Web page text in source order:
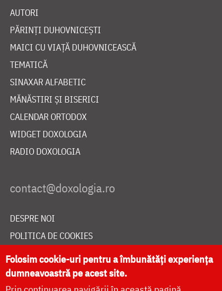
AUTORI
PĂRINȚI DUHOVNICEȘTI
MAICI CU VIAȚĂ DUHOVNICEASCĂ
TEMATICĂ
SINAXAR ALFABETIC
MĂNĂSTIRI ȘI BISERICI
CALENDAR ORTODOX
WIDGET DOXOLOGIA
RADIO DOXOLOGIA
DESPRE NOI
POLITICA DE COOKIES
DONEAZĂ ONLINE PENTRU CATEDRALA NAȚIONALĂ
Folosim cookie-uri pentru a îmbunătăți experiența
dumneavoastră pe acest site.